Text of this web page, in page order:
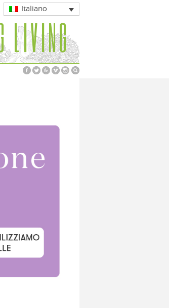
Italiano
LIVING